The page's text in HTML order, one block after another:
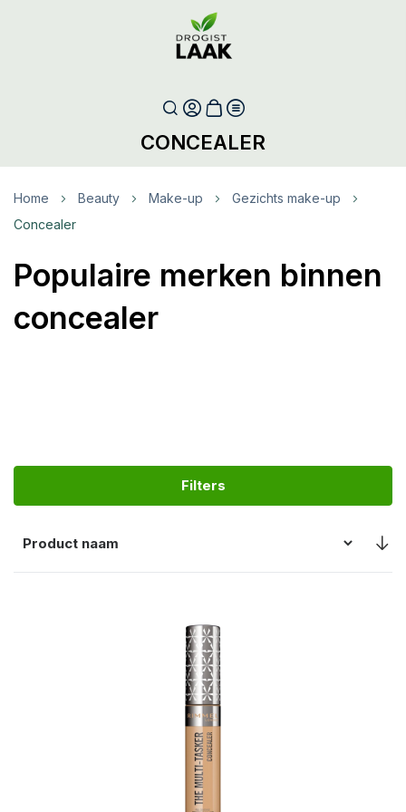
CONCEALER
Home Beauty Make-up
Gezichts make-up
Concealer
Populaire merken binnen
concealer
Filters